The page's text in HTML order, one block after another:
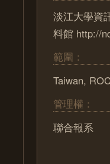
淡江大學資
料館 http://
範圍：
Taiwan, ROC
管理權：
聯合報系